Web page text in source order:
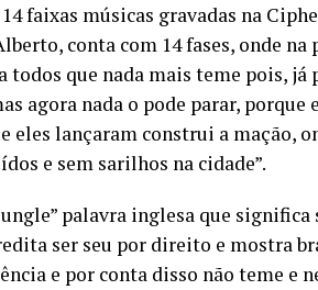
faixas músicas gravadas na
conta com 14 fases, onde
todos que nada mais teme pois, já
agora nada o pode parar, porque
eles lançaram construi a mação,
e sem sarilhos na cidade”.
palavra inglesa que significa
ser seu por direito e mostra
e por conta disso não teme e